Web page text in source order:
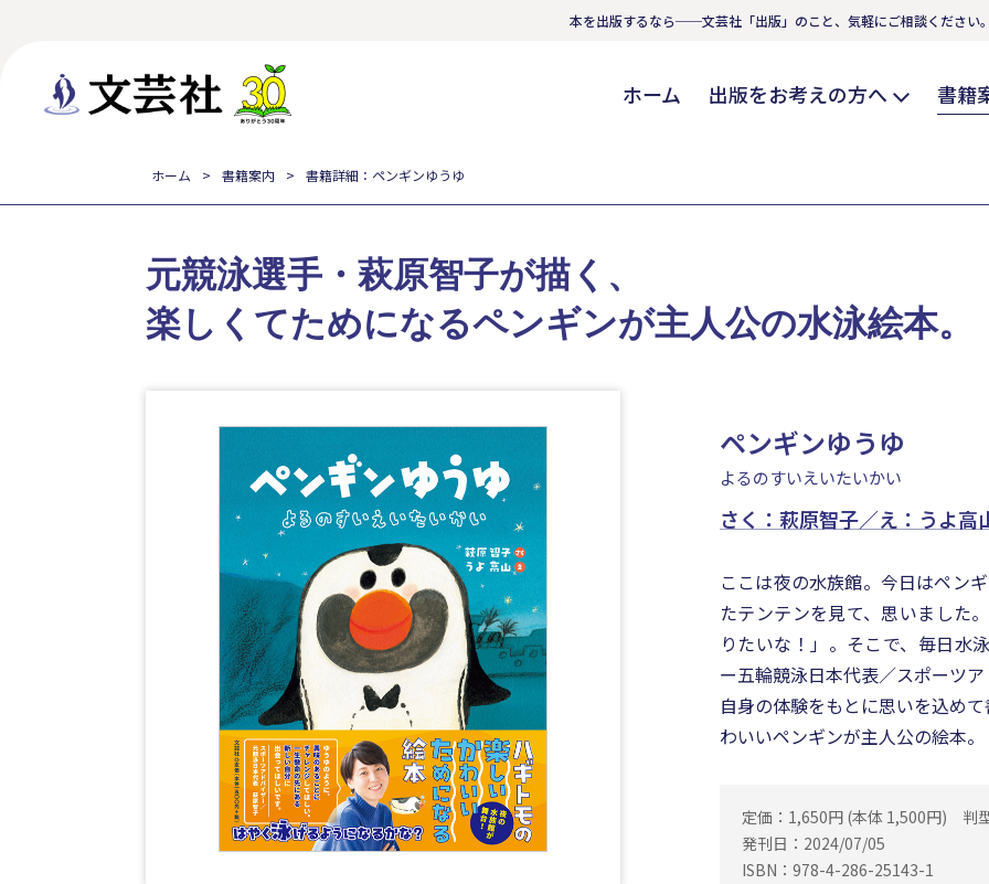
本を出版するなら──文芸社「出版」のこと、気軽にご相談ください。
ホーム 出版をお考えの方へ 書籍
ホーム 書籍案内 書籍詳細：ペンギンゆうゆ
ペンギンゆうゆ
よるのすいえいたいかい
さく：萩原智子／え：うよ高
元競泳選手・萩原智子が描く、
楽しくてためになるペンギンが主人公の水泳絵本。
ここは夜の水族館。今日はペン
たテンテンを見て、思いました
りたいな！」。そこで、毎日
ー五輪競泳日本代表／スポーツ
自身の体験をもとに思いを込め
わいいペンギンが主人公の絵本。
定価：1,650円 (本体 1,500円) 判
発刊日：2024/07/05
ISBN：978-4-286-25143-1